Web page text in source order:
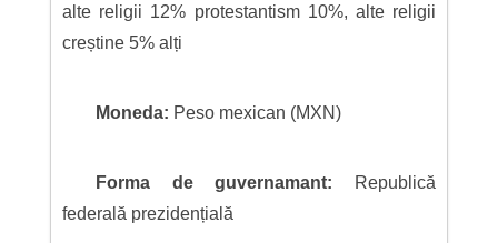
alte religii 12% protestantism 10%, alte religii
creștine 5% alți
Moneda: Peso mexican (MXN)
Forma de guvernamant:
Republică
federală prezidențială